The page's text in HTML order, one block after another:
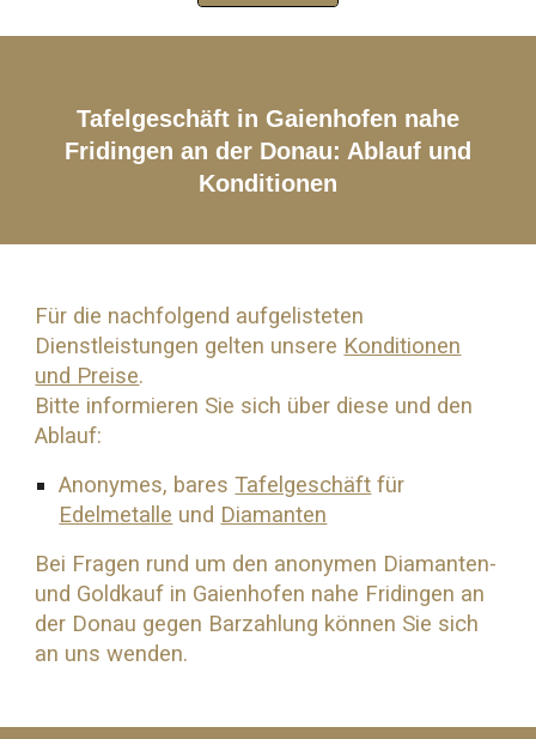
Tafelgeschäft in Gaienhofen nahe
Fridingen an der Donau: Ablauf und
Konditionen
Für die nachfolgend aufgelisteten
Dienstleistungen gelten unsere Konditionen
und Preise.
Bitte informieren Sie sich über diese und den
Ablauf:
Anonymes, bares Tafelgeschäft für
Edelmetalle und Diamanten
Bei Fragen rund um den anonymen Diamanten-
und Goldkauf in Gaienhofen nahe Fridingen an
der Donau gegen Barzahlung können Sie sich
an uns wenden.